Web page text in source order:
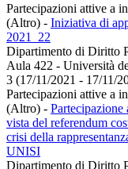
Partecipazioni attive a
(Altro) - Iniziativa di
2021_22
Dipartimento di Diritto
Aula 422 - Università
3 (17/11/2021 - 17/11/
Partecipazioni attive a
(Altro) -
vista del referendum
crisi della
UNISI
Dipartimento di Diritto